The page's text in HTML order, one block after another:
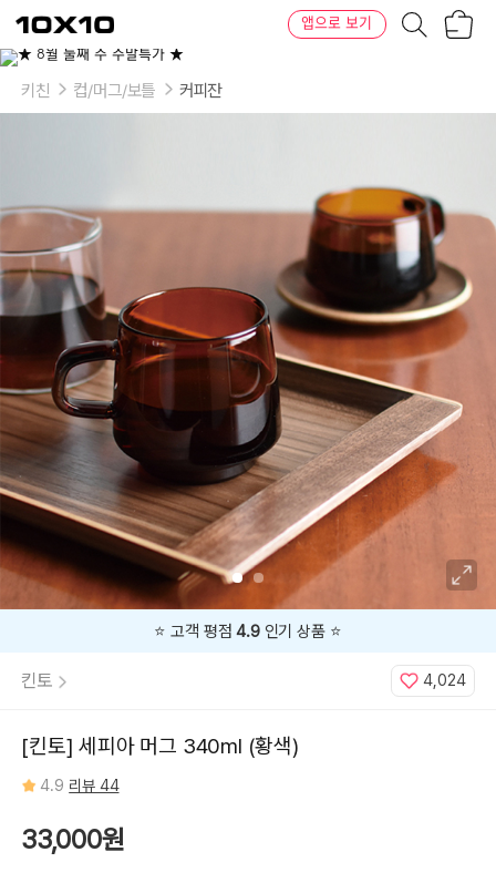
텐
바
텐
앱으로 보기
키친 컵/머그/보틀 커피잔
⭐️ 고객 평점4.9인기 상품 ⭐️
킨토 4,024
[킨토] 세피아 머그 340ml (황색)
4.9 리뷰 44
33,000원